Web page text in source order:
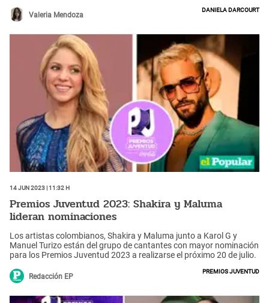
Valeria Mendoza
Daniela Darcourt
14 Jun 2023 | 11:32 h
Premios Juventud 2023: Shakira y Maluma
lideran nominaciones
Los artistas colombianos, Shakira y Maluma junto a Karol G y
Manuel Turizo están del grupo de cantantes con mayor nominación
para los Premios Juventud 2023 a realizarse el próximo 20 de julio.
Redacción EP
Premios Juventud